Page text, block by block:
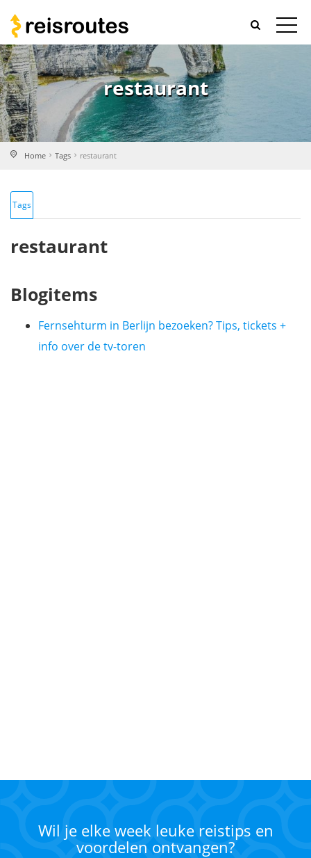
restaurant
Home Tags restaurant
Tags
restaurant
Blogitems
Fernsehturm in Berlijn bezoeken? Tips, tickets +
info over de tv-toren
Wil je elke week leuke reistips en
voordelen ontvangen?